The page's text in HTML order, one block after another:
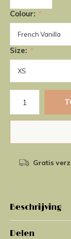
Colour: *
Size: *
Gratis
Beschrijving
Delen